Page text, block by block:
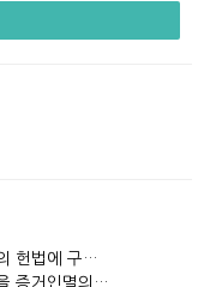
헌법에 구…
증거인멸의…